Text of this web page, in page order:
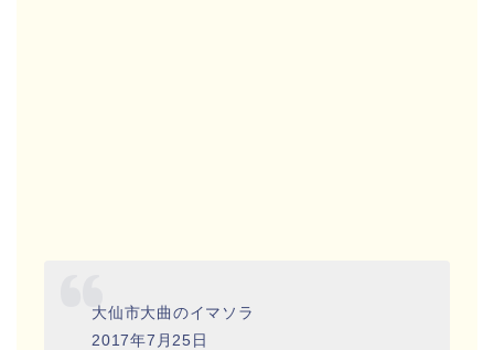
大仙市大曲のイマソラ
2017年7月25日